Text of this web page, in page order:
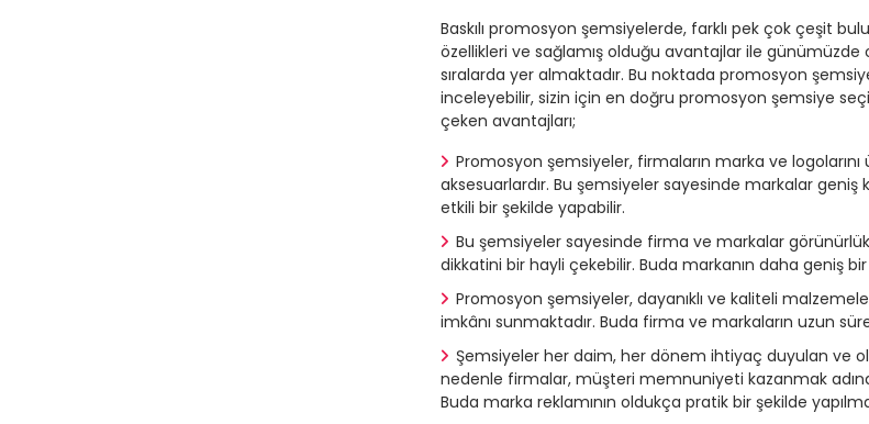
Baskılı promosyon şemsiyelerde, farklı pek çok çeşit
özellikleri ve sağlamış olduğu avantajlar ile
sıralarda yer almaktadır. Bu noktada promosyon
inceleyebilir, sizin için en doğru promosyon şemsiye
çeken avantajları;
Promosyon şemsiyeler, firmaların marka ve
aksesuarlardır. Bu şemsiyeler sayesinde markalar geniş
etkili bir şekilde yapabilir.
Bu şemsiyeler sayesinde firma ve markalar
dikkatini bir hayli çekebilir. Buda markanın daha geniş
Promosyon şemsiyeler, dayanıklı ve kaliteli
imkânı sunmaktadır. Buda firma ve markaların uzun
Şemsiyeler her daim, her dönem ihtiyaç duyulan ve
nedenle firmalar, müşteri memnuniyeti kazanmak
Buda marka reklamının oldukça pratik bir şekilde